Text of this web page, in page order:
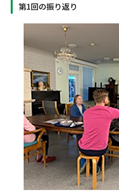
第1回の振り返り